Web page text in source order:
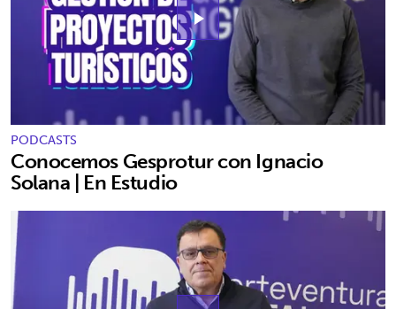
play_arrow
PODCASTS
Conocemos Gesprotur con Ignacio
Solana | En Estudio